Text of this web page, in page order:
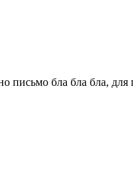
письмо бла бла бла,